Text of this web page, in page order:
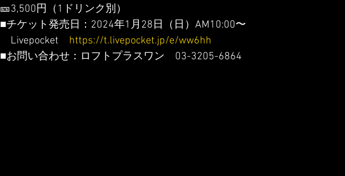
🎫3,500円（1ドリンク別）
■チケット発売日：2024年1月28日（日）AM10:00〜
Livepocket https://t.livepocket.jp/e/ww6hh
■お問い合わせ：ロフトプラスワン　03-3205-6864